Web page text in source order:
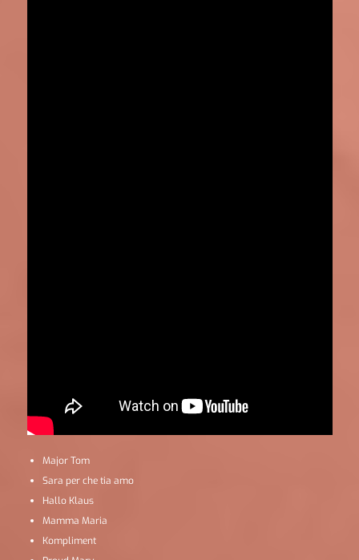
Major Tom
Sara per che tia amo
Hallo Klaus
Mamma Maria
Kompliment